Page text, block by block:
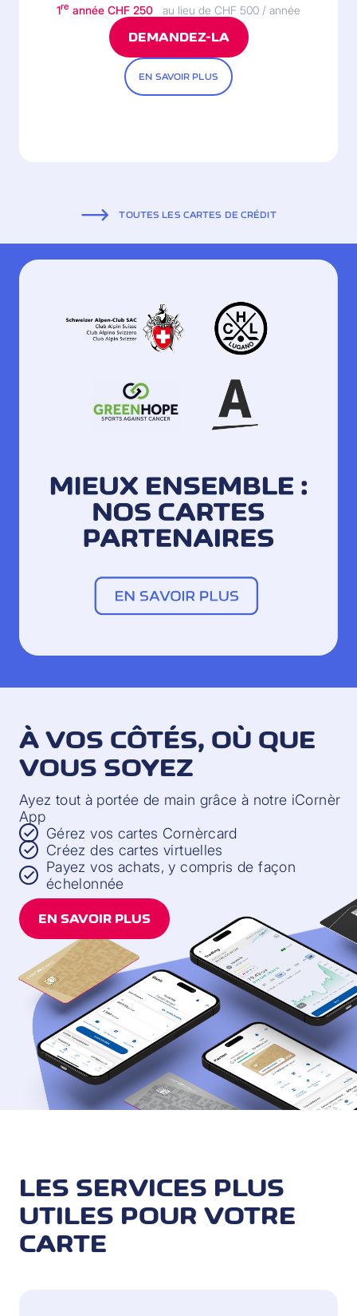
1re année CHF 250 au lieu de CHF 500 / année
DEMANDEZ-LA
EN SAVOIR PLUS
TOUTES LES CARTES DE CRÉDIT
À VOS CÔTÉS, OÙ QUE
VOUS SOYEZ
Ayez tout à portée de main grâce à notre iCornèr
App
Gérez vos cartes Cornèrcard
Créez des cartes virtuelles
Payez vos achats, y compris de façon
échelonnée
EN SAVOIR PLUS
LES SERVICES PLUS
UTILES POUR VOTRE
CARTE